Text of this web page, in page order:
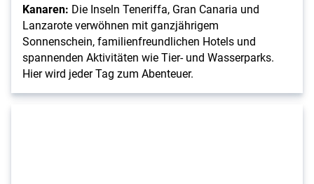
Kanaren: Die Inseln Teneriffa, Gran Canaria und
Lanzarote verwöhnen mit ganzjährigem
Sonnenschein, familienfreundlichen Hotels und
spannenden Aktivitäten wie Tier- und Wasserparks.
Hier wird jeder Tag zum Abenteuer.